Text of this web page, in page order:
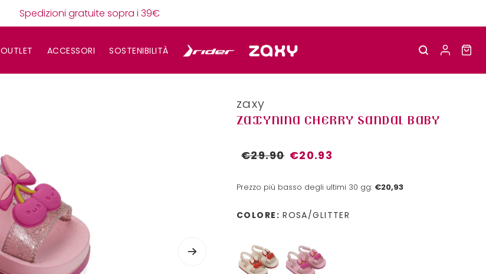
Spedizioni gratuite sopra i 39€
OUTLET ACCESSORI SOSTENIBILITÀ
zaxy
ZAXYNINA CHERRY SANDAL BABY
€29.90 €20.93
Prezzo più basso degli ultimi 30 gg: €20,93
COLORE: ROSA/GLITTER